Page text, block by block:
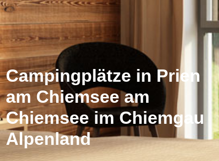
Campingplätze in Prien
am Chiemsee am
Chiemsee im Chiemgau
Alpenland